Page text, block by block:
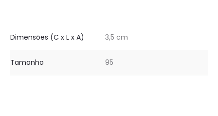
Dimensões (C x L x A) 3,5 cm
Tamanho 95